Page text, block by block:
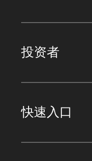
投资者
快速入口